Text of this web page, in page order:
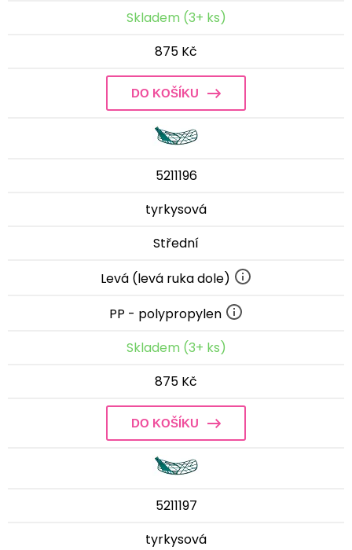
Skladem (3+ ks)
875 Kč
DO KOŠÍKU
5211196
tyrkysová
Střední
Levá (levá ruka dole)
PP - polypropylen
Skladem (3+ ks)
875 Kč
DO KOŠÍKU
5211197
tyrkysová